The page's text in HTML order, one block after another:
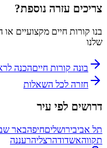
צריכים עזרה נוספת?
בנו קורות חיים מקצועיים
שלנו
בונה קורות חייםהכנה
חזרה לכל השאלות
דרושים לפי עיר
תל אביבירושליםחיפהבאר
תקווהאשדודהרצליהרעננה